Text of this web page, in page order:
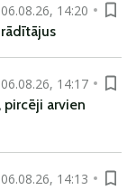
06.08.26, 14:20
06.08.26, 14:17
pircēji arvien
06.08.26, 14:13